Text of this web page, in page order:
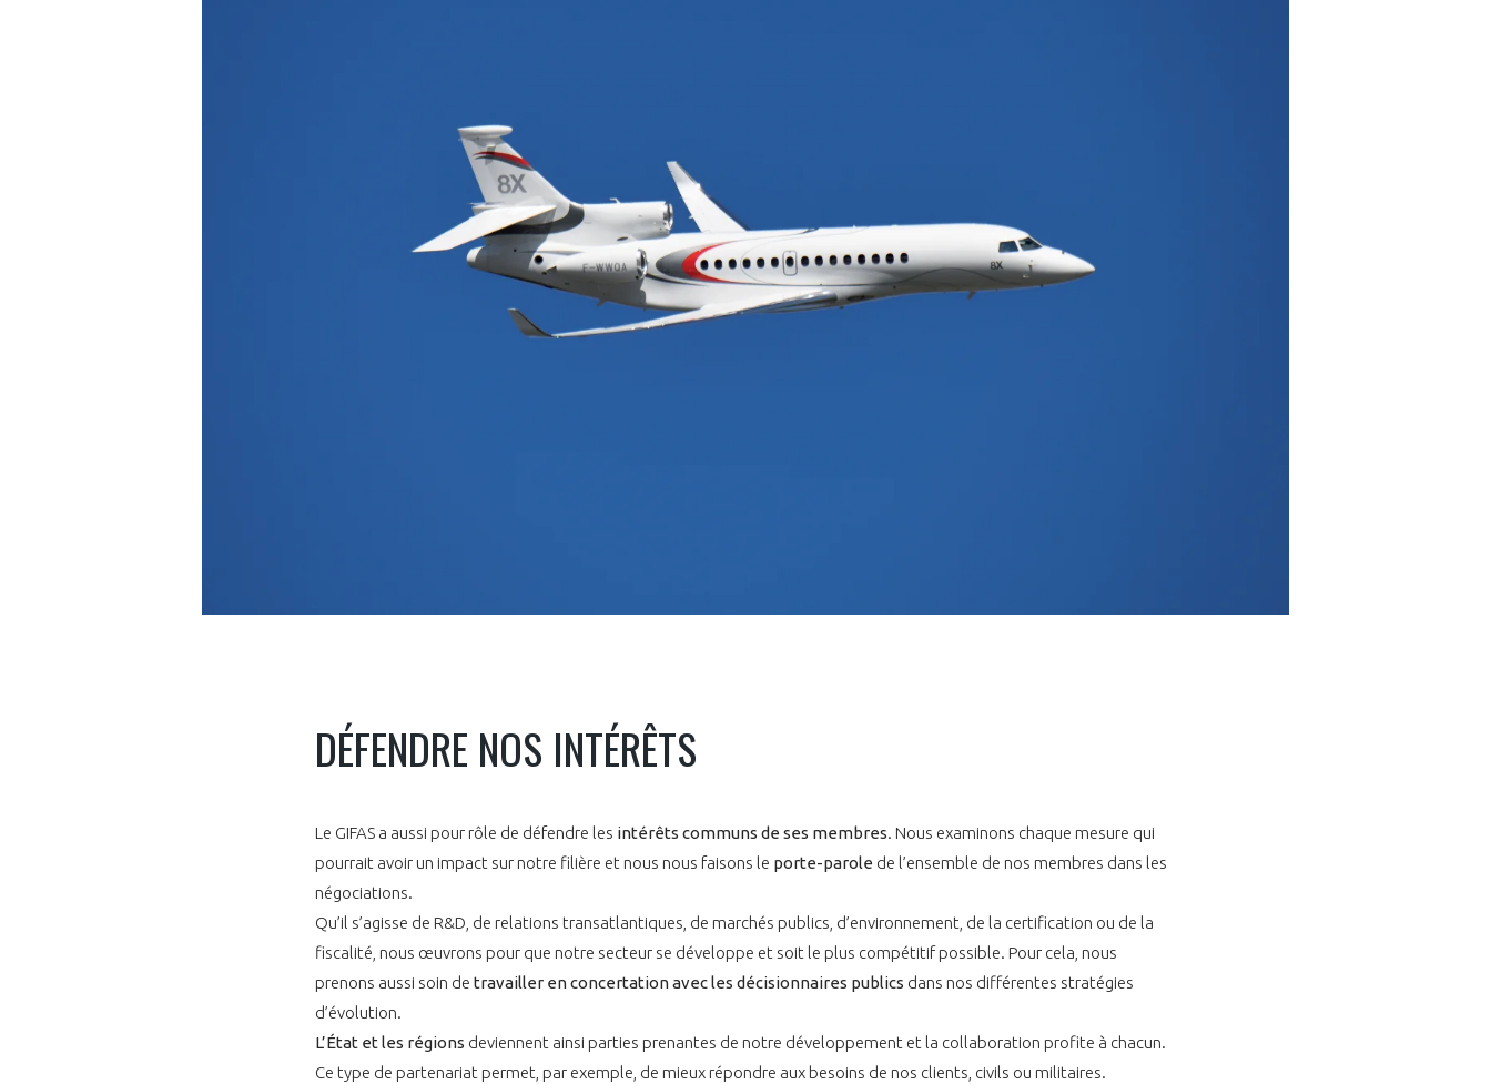
DÉFENDRE NOS INTÉRÊTS
Le GIFAS a aussi pour rôle de défendre les intérêts communs de ses membres. Nous examinons chaque mesure qui
pourrait avoir un impact sur notre filière et nous nous faisons le porte-parole de l’ensemble de nos membres dans les
négociations.
Qu’il s’agisse de R&D, de relations transatlantiques, de marchés publics, d’environnement, de la certification ou de la
fiscalité, nous œuvrons pour que notre secteur se développe et soit le plus compétitif possible. Pour cela, nous
prenons aussi soin de travailler en concertation avec les décisionnaires publics dans nos différentes stratégies
d’évolution.
L’État et les régions deviennent ainsi parties prenantes de notre développement et la collaboration profite à chacun.
Ce type de partenariat permet, par exemple, de mieux répondre aux besoins de nos clients, civils ou militaires.
VOUS ÊTES
ADHÉRENTS
CONNEXION
Développez votre activité à l’étranger et assurez la
pérennité de votre entreprise à l’international
Rejoignez une filière d’excellence et développez votre
réseau au sein d’un écosystème intégré et cohérent